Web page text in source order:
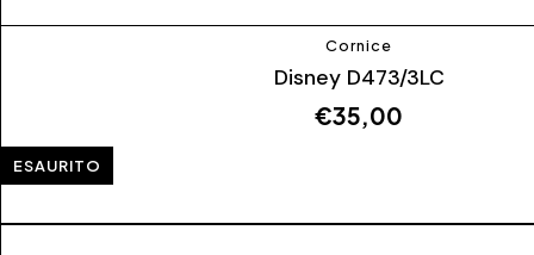
Cornice
Disney D473/3LC
€35,00
ESAURITO